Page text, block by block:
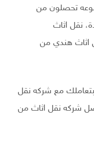
تحصلون من
نقل اثاث
اثاث هندي من
مع شركه نقل
شركه نقل اثاث من